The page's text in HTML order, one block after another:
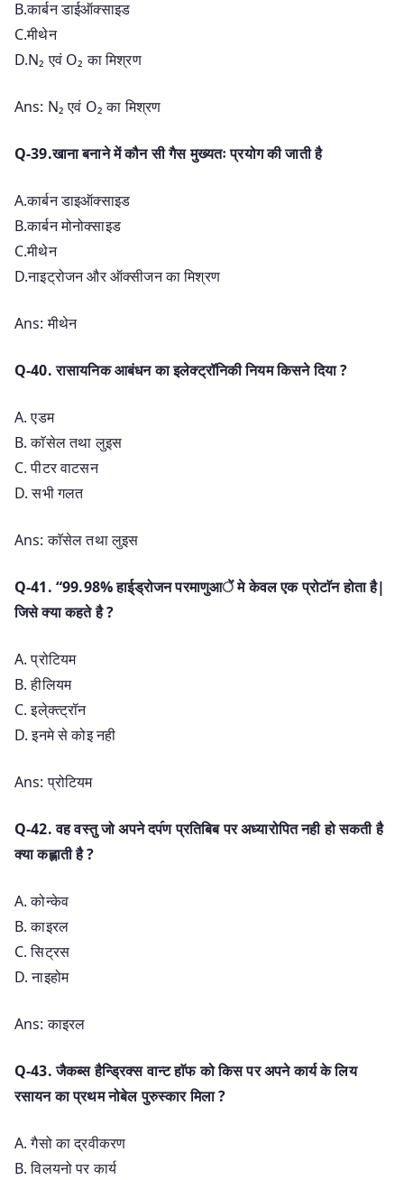
B.कार्बन डाईऑक्साइड
C.मीथेन
D.N₂ एवं O₂ का मिश्रण
Ans: N₂ एवं O₂ का मिश्रण
Q-39.खाना बनाने में कौन सी गैस मुख्यतः प्रयोग की जाती है
A.कार्बन डाइऑक्साइड
B.कार्बन मोनोक्साइड
C.मीथेन
D.नाइट्रोजन और ऑक्सीजन का मिश्रण
Ans: मीथेन
Q-40. रासायनिक आबंधन का इलेक्ट्रॉनिकी नियम किसने दिया ?
A. एडम
B. काॅसेल तथा लुइस
C. पीटर वाटसन
D. सभी गलत
Ans: काॅसेल तथा लुइस
Q-41. “99.98% हाई्ड्रोजन परमाणुआें मे केवल एक प्रोटाॅन होता है|
जिसे क्या कहते है ?
A. प्रोटियम
B. हीलियम
C. इले्क्त्ट्रॉन
D. इनमे से कोइ नही
Ans: प्रोटियम
Q-42. वह वस्तु जो अपने दप॔ण प्रतिबिब पर अध्यारोपित नही हो सकती है
क्या कह्लाती है ?
A. कोन्केव
B. काइरल
C. सिट्रस
D. नाइहोम
Ans: काइरल
Q-43. जैकब्स हैन्ड्रिक्स वान्ट हाॅफ को किस पर अपने कार्य के लिय
रसायन का प्रथम नोबेल पुरुस्कार मिला ?
A. गैसो का द्रवीकरण
B. विलयनो पर कार्य